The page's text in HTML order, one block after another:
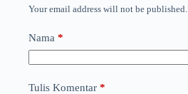
Your email address will not be published.
Nama *
Tulis Komentar *